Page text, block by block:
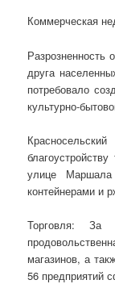
Коммерческая
Разрозненность
друга
потребовало
культурно-
улице Маршала
контейнерами и
Торговля:
магазинов, а
56 предприятий